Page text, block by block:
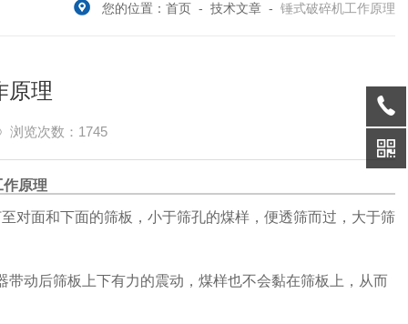
您的位置： 首页 - 技术文章 - 锤式破碎机工作原理
原理
浏览次数：1745
原理
对面和下面的筛板，小于筛孔的煤样，便透筛而过，大于筛
动后筛板上下有力的震动，煤样也不会黏在筛板上，从而